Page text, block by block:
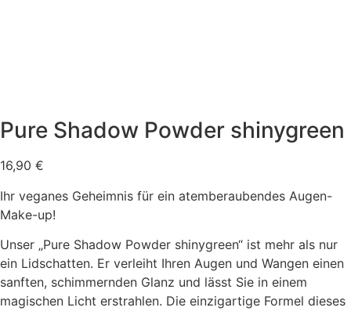
Pure Shadow Powder shinygreen
16,90 €
Ihr veganes Geheimnis für ein atemberaubendes Augen-
Make-up!
Unser „Pure Shadow Powder shinygreen“ ist mehr als nur
ein Lidschatten. Er verleiht Ihren Augen und Wangen einen
sanften, schimmernden Glanz und lässt Sie in einem
magischen Licht erstrahlen. Die einzigartige Formel dieses